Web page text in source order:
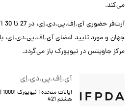
می‌کند.
مرکز جاویتس در نیویورک باز می‌گردد.
آی.اِف.پی.دی.اِی
هشتم 421